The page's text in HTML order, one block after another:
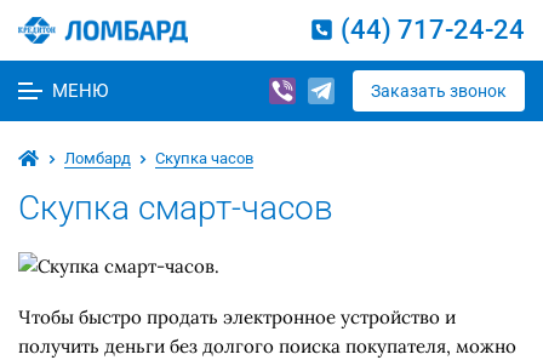
(44) 717-24-24
МЕНЮ Заказать звонок
Ломбард Скупка часов
Скупка смарт-часов
Чтобы быстро продать электронное устройство и
получить деньги без долгого поиска покупателя, можно